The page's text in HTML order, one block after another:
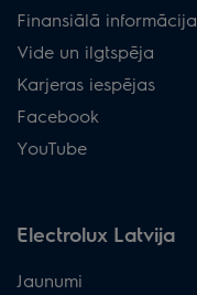
Finansiālā informācija
Vide un ilgtspēja
Karjeras iespējas
Facebook
YouTube
Electrolux Latvija
Jaunumi